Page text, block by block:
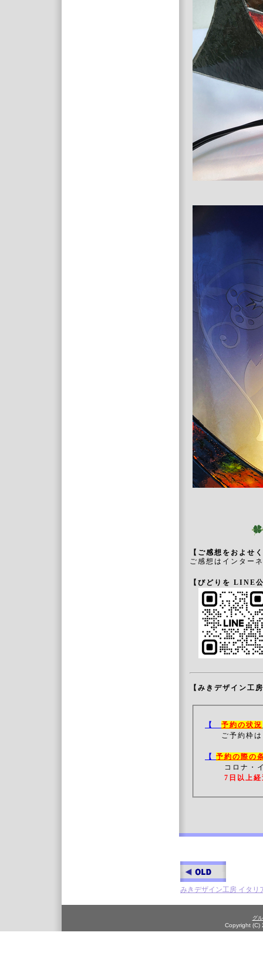
【ご感想をおよせ
ご感想はインター
【びどりを LINE
【みきデザイン工
【 予約の状況
ご予約枠は
【 予約の際の
コロナ・
7日以上
みきデザイン工房 イタリ
グ
Copyright (C)